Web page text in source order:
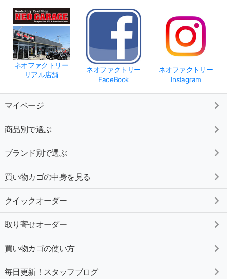
ネオファクトリー
リアル店舗
ネオファクトリー
FaceBook
ネオファクトリー
Instagram
マイページ
商品別で選ぶ
ブランド別で選ぶ
買い物カゴの中身を見る
クイックオーダー
取り寄せオーダー
買い物カゴの使い方
毎日更新！スタッフブログ